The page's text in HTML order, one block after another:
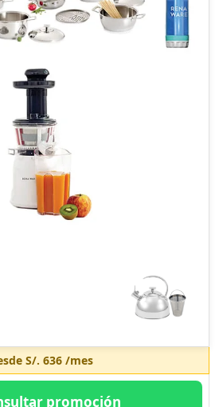
S/. 636/mes
promoción